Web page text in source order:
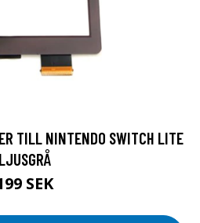
TILL NINTENDO SWITCH LITE
LJUSGRÅ
SEK